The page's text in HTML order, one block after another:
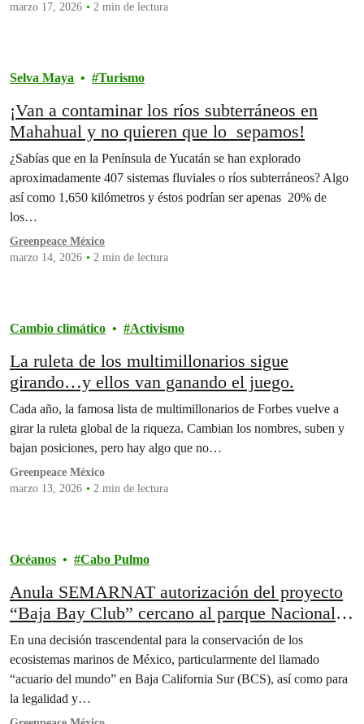
marzo 17, 2026
2 min de lectura
Selva Maya Turismo
¡Van a contaminar los ríos subterráneos en
Mahahual y no quieren que lo sepamos!
¿Sabías que en la Península de Yucatán se han explorado
aproximadamente 407 sistemas fluviales o ríos subterráneos? Algo
así como 1,650 kilómetros y éstos podrían ser apenas 20% de
los…
Greenpeace México
marzo 14, 2026
2 min de lectura
Cambio climático Activismo
La ruleta de los multimillonarios sigue
girando…y ellos van ganando el juego.
Cada año, la famosa lista de multimillonarios de Forbes vuelve a
girar la ruleta global de la riqueza. Cambian los nombres, suben y
bajan posiciones, pero hay algo que no…
Greenpeace México
marzo 13, 2026
2 min de lectura
Océanos Cabo Pulmo
Anula SEMARNAT autorización del proyecto
“Baja Bay Club” cercano al parque Nacional
Cabo Pulmo.
En una decisión trascendental para la conservación de los
ecosistemas marinos de México, particularmente del llamado
“acuario del mundo” en Baja California Sur (BCS), así como para
la legalidad y…